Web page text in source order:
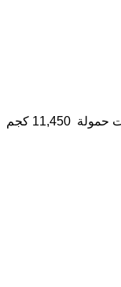
حمولة 11,450 كجم